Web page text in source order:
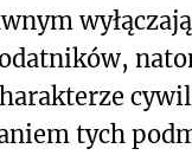
tych